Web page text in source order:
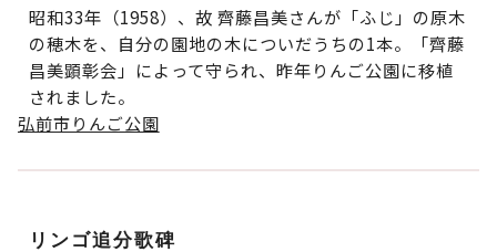
昭和33年（1958）、故 齊藤昌美さんが「ふじ」の原木
の穂木を、自分の園地の木についだうちの1本。「齊藤
昌美顕彰会」によって守られ、昨年りんご公園に移植
されました。
弘前市りんご公園
リンゴ追分歌碑